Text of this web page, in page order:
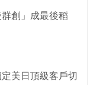
創」成最後稻
美日頂級客戶切